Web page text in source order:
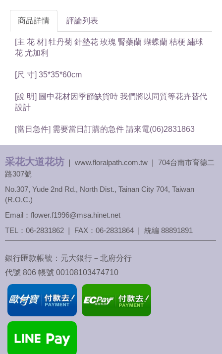
商品詳情 評論列表
[主 花 材] 牡丹菊 針墊花 玫瑰 腎藥蘭 蝴蝶蘭 桔梗 繡球
花 尤加利
[尺 寸] 35*35*60cm
[說 明] 圖中花材因季節缺貨時 我們將以同質等花卉替代
設計
[當日急件] 需要當日訂購的急件 請來電(06)2831863
采花大道花坊 ❘ www.floralpath.com.tw ❘ 704台南市育德二
路307號
No.307, Yude 2nd Rd., North Dist., Tainan City 704, Taiwan
(R.O.C.)
Email：flower.f1996@msa.hinet.net
TEL： 06-2831862 ❘ FAX：06-2831864 ❘ 統編 88891891
銀行匯款帳號：元大銀行－北府分行
代號 806 帳號 00108103474710